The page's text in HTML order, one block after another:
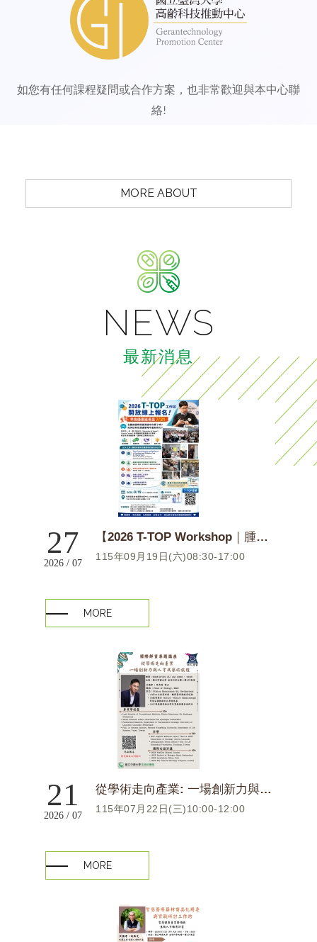
如您有任何課程疑問或合作方案，也非常歡迎與本中心聯
絡!
MORE ABOUT
NEWS
最新消息
27
2026 / 07
【2026 T-TOP Workshop｜腫瘤安寧照護年度盛會】
115年09月19日(六)08:30-17:00
MORE
21
2026 / 07
從學術走向產業: ⼀場創新力與⼈才共築的旅程
115年07月22日(三)10:00-12:00
MORE